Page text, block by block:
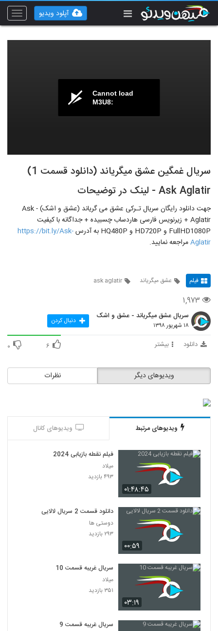
Toggle
آپلود ویدیو
Cannot load
M3U8:
سریال غمگین عشق میگریاند (دانلود قسمت 1)
Ask Aglatir - لینک در توضیحات
جهت دانلود رایگان سریال تـرکی عشق می گریاند (عشق و اشک) - Ask
Aglatir + زیرنویس فارسی هاردساب چسبیده + جداگانه با کیفیت
FullHD1080P و HD720P و HQ480P به آدرس
https://bit.ly/Ask-
Aglatirمراجعه نمایید.
فیلم عشق میگریاند ask aglatir
۱,۹۷۳
سریال عشق میگریاند - عشق و اشک
۱۸ شهریور ۱۳۹۸ دنبال کردن
دانلود بیشتر ۶ ۰
نظرات ویدیوهای دیگر
ویدیوهای مرتبط ویدیوهای کانال
۰۱:۴۸:۴۵
فیلم نقطه بازیابی 2024
میلاد
۴۹۳ بازدید
۰۰:۵۹
دانلود قسمت 2 سریال لالایی
دوستی ها
۲۹۳ بازدید
۰۳:۱۹
سریال غریبه قسمت 10
میلاد
۳۵۱ بازدید
سریال غریبه قسمت 9